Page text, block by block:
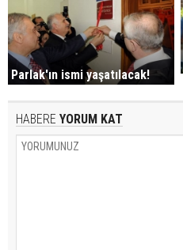
Parlak'ın ismi yaşatılacak!
HABERE YORUM KAT